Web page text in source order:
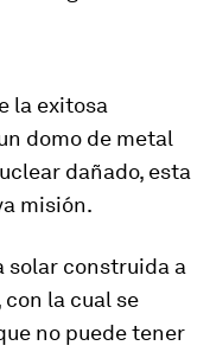
la exitosa
domo de metal
dañado, esta
misión.
solar construida a
la cual se
no puede tener